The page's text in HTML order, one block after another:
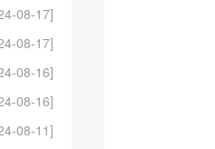
08-17]
08-17]
08-16]
08-16]
08-11]